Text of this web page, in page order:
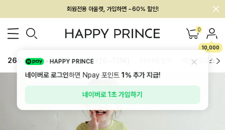
멤버십 최대 28,000원 혜택
0
10,000
26SS 신상 BEST BABY[6~12M] 하의/레깅스
HAPPY PRINCE
네이버로 로그인하면 Npay 포인트1%추가 지급!
네이버로 1초 가입하기